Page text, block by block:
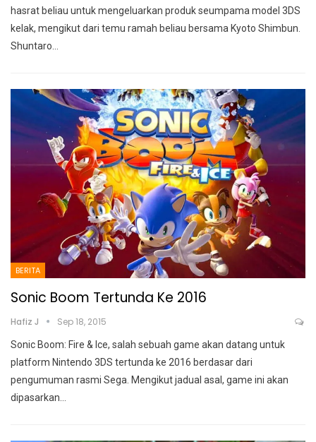
hasrat beliau untuk mengeluarkan produk seumpama model 3DS
kelak, mengikut dari temu ramah beliau bersama Kyoto Shimbun.
Shuntaro…
BERITA
Sonic Boom Tertunda Ke 2016
Hafiz J Sep 18, 2015
Sonic Boom: Fire & Ice, salah sebuah game akan datang untuk
platform Nintendo 3DS tertunda ke 2016 berdasar dari
pengumuman rasmi Sega. Mengikut jadual asal, game ini akan
dipasarkan…